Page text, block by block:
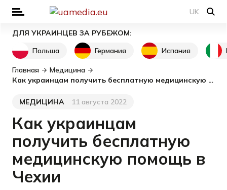
UK
ДЛЯ УКРАИНЦЕВ ЗА РУБЕЖОМ:
Польша
Германия Испания
Главная
Медицина
Как украинцам получить бесплатную медицинскую помощь в Чехии
Категория
МЕДИЦИНА
Дата публикации11 августа 2022
Как украинцам
получить бесплатную
медицинскую помощь в
Чехии